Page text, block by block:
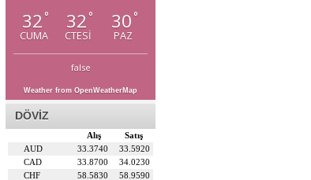
32 °
CUMA
32 °
CTESI
30 °
PAZ
false
Weather from OpenWeatherMap
DÖVİZ
Satış
Alış
AUD
33.5920
33.3740
CAD
34.0230
33.8700
CHF
58.9590
58.5830